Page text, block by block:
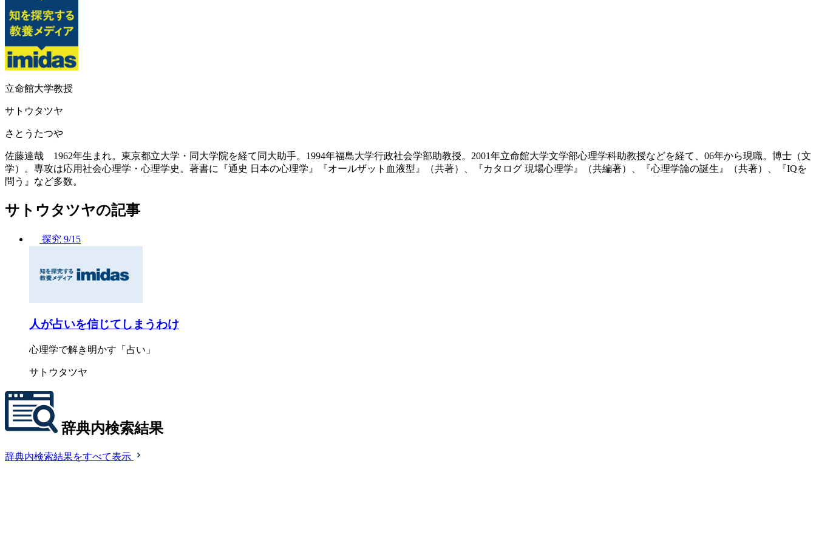
立命館大学教授
サトウタツヤ
さとうたつや
佐藤達哉 1962年生まれ。東京都立大学・同大学院を経て同大助手。1994年福島大学行政社会学部助教授。2001年立命館大学文学部心理学科助教授などを経て、06年から現職。博士（文
学）。専攻は応用社会心理学・心理学史。著書に『通史 日本の心理学』『オールザット血液型』（共著）、『カタログ 現場心理学』（共編著）、『心理学論の誕生』（共著）、『IQを
問う』など多数。
サトウタツヤの記事
探究 9/15
人が占いを信じてしまうわけ
心理学で解き明かす「占い」
サトウタツヤ
辞典内検索結果
辞典内検索結果をすべて表示